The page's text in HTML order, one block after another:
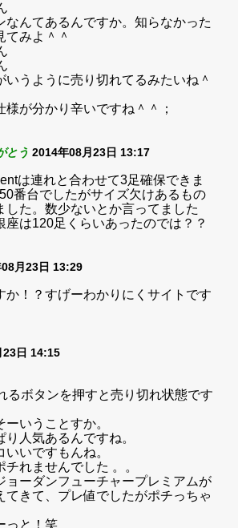
なんてあるんですか。知らなかった
てみよ＾＾
いうように売り切れてるみたいね＾
様が分かり辛いですね＾＾；
とう 2014年08月23日 13:17
は連れと合わせて3足確保できま
番台でしたがサイズ欠けあるもの
した。数少ないとか言ってました
座は120足くらいあったのでは？？
月23日 13:29
か！？すげーわかりにくサイトです
23日 14:15
るボタンを押すと売り切れ状態です
いうことすか。
り人気あるんですね。
いですもんね。
チれませんでした 。。
ョーダンフューチャープレミアムが
てきて、プレ値でしたがポチっちゃ
っと！笑